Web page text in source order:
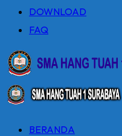
DOWNLOAD
FAQ
BERANDA